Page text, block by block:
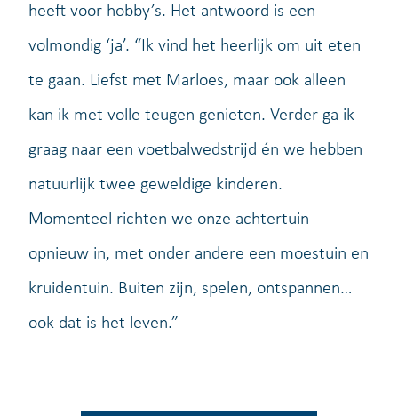
heeft voor hobby’s. Het antwoord is een
volmondig ‘ja’. “Ik vind het heerlijk om uit eten
te gaan. Liefst met Marloes, maar ook alleen
kan ik met volle teugen genieten. Verder ga ik
graag naar een voetbalwedstrijd én we hebben
natuurlijk twee geweldige kinderen.
Momenteel richten we onze achtertuin
opnieuw in, met onder andere een moestuin en
kruidentuin. Buiten zijn, spelen, ontspannen…
ook dat is het leven.”